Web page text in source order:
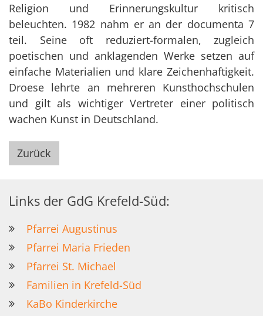
Religion und Erinnerungskultur kritisch
beleuchten. 1982 nahm er an der documenta 7
teil. Seine oft reduziert-formalen, zugleich
poetischen und anklagenden Werke setzen auf
einfache Materialien und klare Zeichenhaftigkeit.
Droese lehrte an mehreren Kunsthochschulen
und gilt als wichtiger Vertreter einer politisch
wachen Kunst in Deutschland.
Zurück
Links der GdG Krefeld-Süd:
Pfarrei Augustinus
Pfarrei Maria Frieden
Pfarrei St. Michael
Familien in Krefeld-Süd
KaBo Kinderkirche